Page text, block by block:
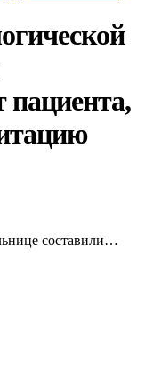
пациента,
составили…